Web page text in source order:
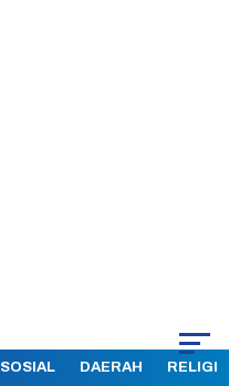
SOSIAL DAERAH RELIGI